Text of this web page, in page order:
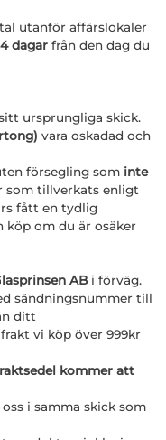
utanför affärslokaler
dagar från den dag du
ursprungliga skick.
vara oskadad och
försegling som inte
som tillverkats enligt
fått en tydlig
köp om du är osäker
ABi förväg.
sändningsnummer till
ditt
vi köp över 999kr
kommer att
i samma skick som